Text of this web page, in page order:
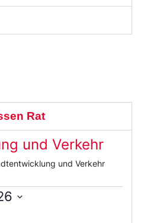
Rat
und Verkehr
und Verkehr